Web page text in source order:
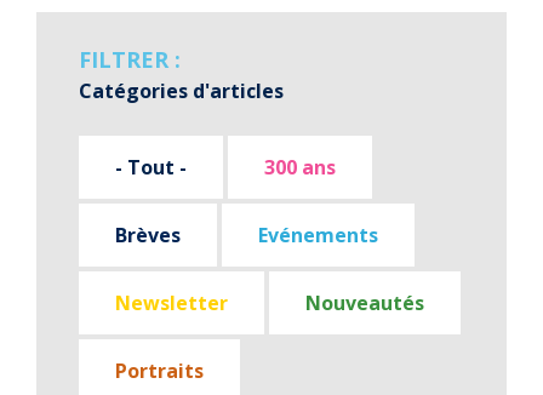
FILTRER :
Catégories d'articles
- Tout - 300 ans
Brèves Evénements
Newsletter Nouveautés
Portraits